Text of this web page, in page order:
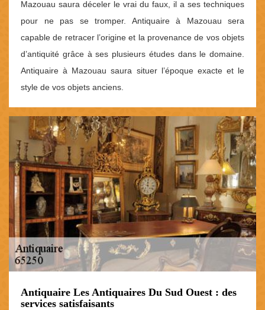
Mazouau saura déceler le vrai du faux, il a ses techniques
pour ne pas se tromper. Antiquaire à Mazouau sera
capable de retracer l’origine et la provenance de vos objets
d’antiquité grâce à ses plusieurs études dans le domaine.
Antiquaire à Mazouau saura situer l’époque exacte et le
style de vos objets anciens.
Antiquaire Les Antiquaires Du Sud Ouest : des
services satisfaisants